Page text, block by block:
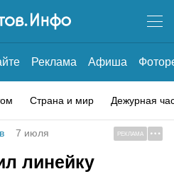
Реклама Афиша
Страна и мир Дежурная
7 июля РЕКЛАМА
линейку